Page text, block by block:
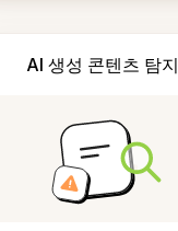
AI 생성 콘텐츠 탐지